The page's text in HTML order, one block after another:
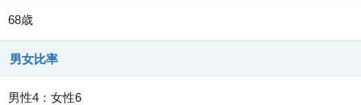
68歳
男女比率
男性4：女性6